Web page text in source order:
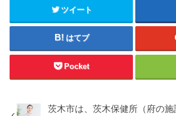
ツイート
はてブ
Pocket
茨木市は、茨木保健所（府の